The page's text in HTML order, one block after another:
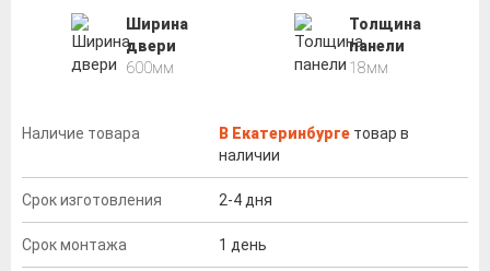
Ширина
двери
600мм
Толщина
панели
18мм
Наличие товара В Екатеринбурге товар в
наличии
Срок изготовления 2-4 дня
Срок монтажа 1 день